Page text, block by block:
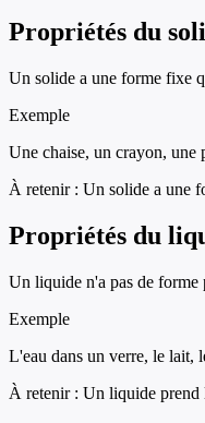
Propriétés du
Un solide a une forme fixe
Exemple
Une chaise, un crayon, une
À retenir : Un solide a une
Propriétés du
Un liquide n'a pas de forme
Exemple
L'eau dans un verre, le lait,
À retenir : Un liquide prend